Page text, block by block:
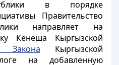
в порядке
Правительство
направляет на
Кенеша Кыргызской
Закона Кыргызской
на добавленную